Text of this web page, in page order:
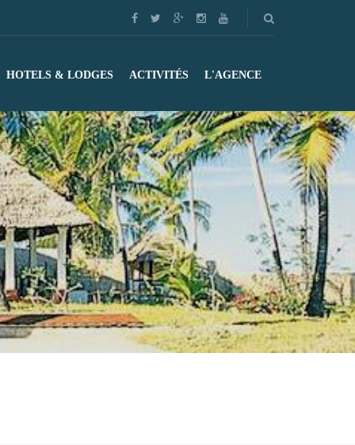
HOTELS & LODGES ACTIVITÉS L'AGENCE